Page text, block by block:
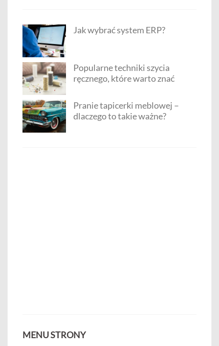
Jak wybrać system ERP?
Popularne techniki szycia
ręcznego, które warto znać
Pranie tapicerki meblowej –
dlaczego to takie ważne?
MENU STRONY